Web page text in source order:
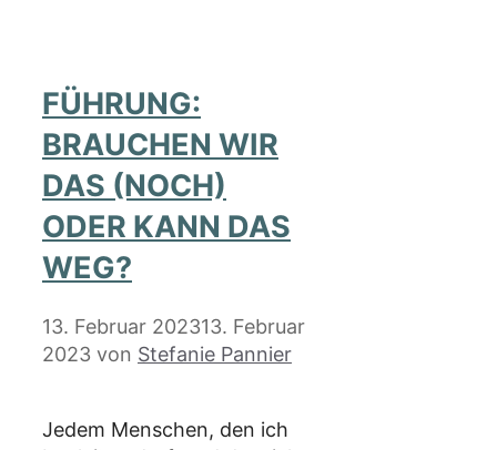
FÜHRUNG:
BRAUCHEN WIR
DAS (NOCH)
ODER KANN DAS
WEG?
13. Februar 202313. Februar
2023 von Stefanie Pannier
Jedem Menschen, den ich